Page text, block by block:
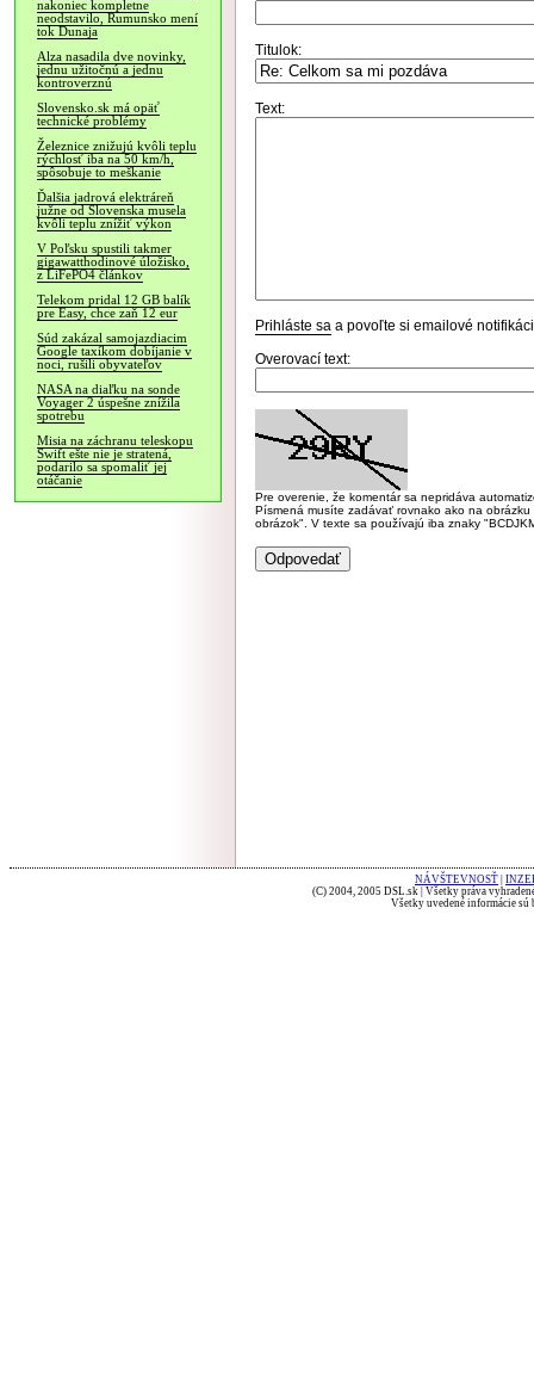
nakoniec kompletne
neodstavilo, Rumunsko mení
tok Dunaja
Alza nasadila dve novinky,
jednu užitočnú a jednu
kontroverznú
Slovensko.sk má opäť
technické problémy
Železnice znižujú kvôli teplu
rýchlosť iba na 50 km/h,
spôsobuje to meškanie
Ďalšia jadrová elektráreň
južne od Slovenska musela
kvôli teplu znížiť výkon
V Poľsku spustili takmer
gigawatthodinové úložisko,
z LiFePO4 článkov
Telekom pridal 12 GB balík
pre Easy, chce zaň 12 eur
Súd zakázal samojazdiacim
Google taxíkom dobíjanie v
noci, rušili obyvateľov
NASA na diaľku na sonde
Voyager 2 úspešne znížila
spotrebu
Misia na záchranu teleskopu
Swift ešte nie je stratená,
podarilo sa spomaliť jej
otáčanie
Titulok:
Text:
Prihláste sa a povoľte si emailové
Overovací text:
Pre overenie, že komentár sa nepridáva
Písmená musíte zadávať rovnako ako na
obrázok". V texte sa používajú iba znaky
NÁVŠTEVNOSŤ
(C) 2004, 2005 DSL.sk | Všetky práva
Všetky uvedené informácie sú